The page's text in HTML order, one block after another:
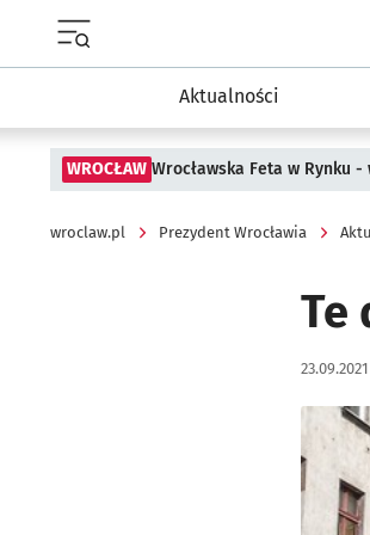
Aktualności
WROCŁAW Wrocławska Feta w Rynku
wroclaw.pl Prezydent Wrocławia
Te
Data
Kliknij,